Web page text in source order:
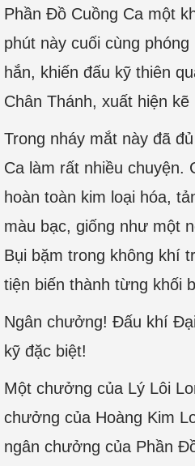
Phần Đồ Cuồng Ca một
phút này cuối cùng
hắn, khiến đấu kỹ thiên
Chân Thánh, xuất hiện
Trong nháy mắt này đã
Ca làm rất nhiều chuyện.
hoàn toàn kim loại hóa,
màu bạc, giống như một
Bụi bặm trong không khí
tiện biến thành từng khối
Ngân chưởng! Đấu khí
kỹ đặc biệt!
Một chưởng của Lý Lôi
chưởng của Hoàng Kim
ngân chưởng của Phần